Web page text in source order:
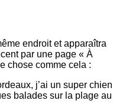
endroit et apparaîtra
par une page « À
chose comme cela :
j’ai un super chien
balades sur la plage au